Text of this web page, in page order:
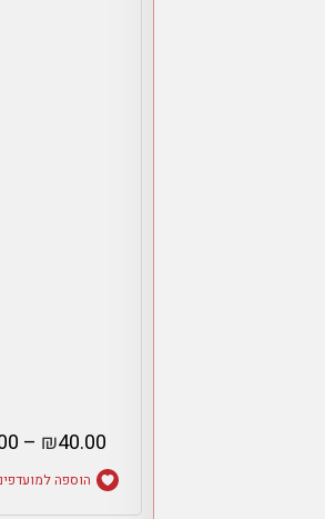
₪40.00
–
הוספה